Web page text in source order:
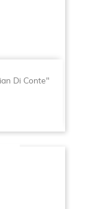
Di Conte"